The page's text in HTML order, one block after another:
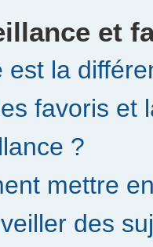
et
est la
favoris et
?
mettre
des